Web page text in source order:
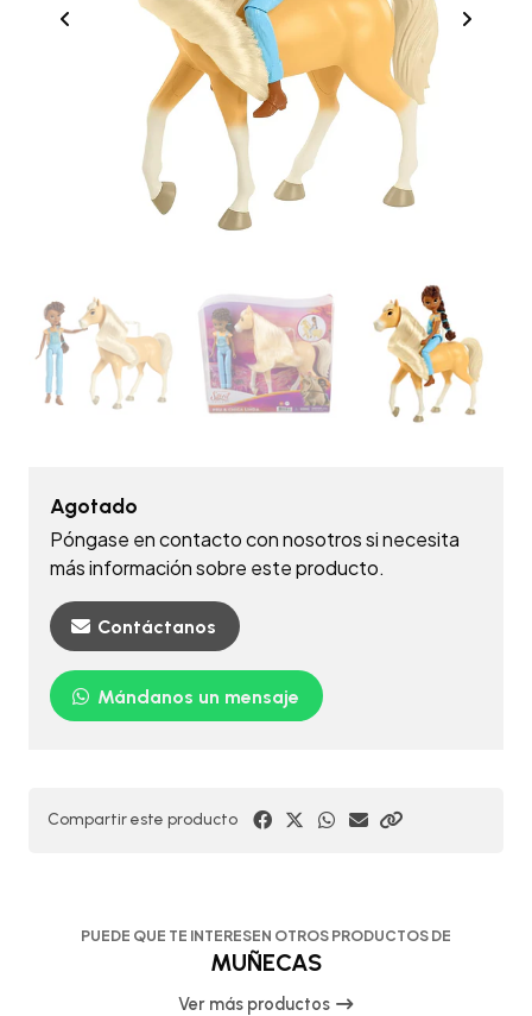
Agotado
Póngase en contacto con nosotros si necesita
más información sobre este producto.
Contáctanos
Mándanos un mensaje
Compartir este producto
PUEDE QUE TE INTERESEN OTROS PRODUCTOS DE
MUÑECAS
Ver más productos